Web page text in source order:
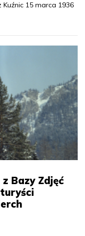
15 marca 1936
Bazy Zdjęć